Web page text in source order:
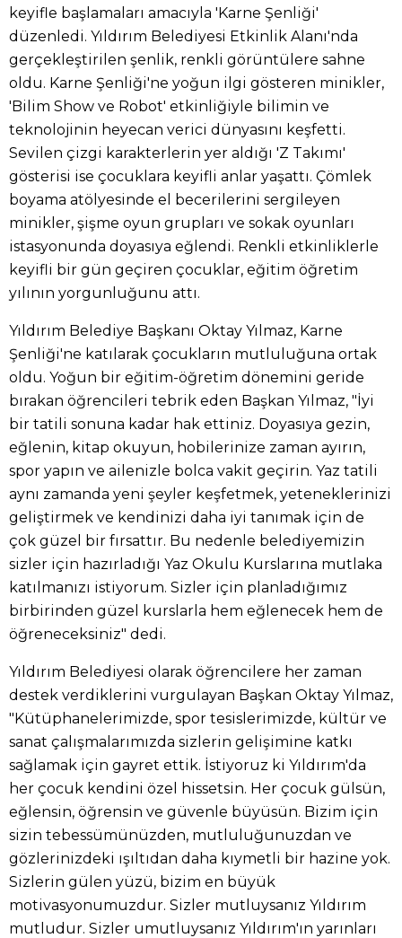
keyifle başlamaları amacıyla 'Karne Şenliği'
düzenledi. Yıldırım Belediyesi Etkinlik Alanı'nda
gerçekleştirilen şenlik, renkli görüntülere sahne
oldu. Karne Şenliği'ne yoğun ilgi gösteren minikler,
'Bilim Show ve Robot' etkinliğiyle bilimin ve
teknolojinin heyecan verici dünyasını keşfetti.
Sevilen çizgi karakterlerin yer aldığı 'Z Takımı'
gösterisi ise çocuklara keyifli anlar yaşattı. Çömlek
boyama atölyesinde el becerilerini sergileyen
minikler, şişme oyun grupları ve sokak oyunları
istasyonunda doyasıya eğlendi. Renkli etkinliklerle
keyifli bir gün geçiren çocuklar, eğitim öğretim
yılının yorgunluğunu attı.
Yıldırım Belediye Başkanı Oktay Yılmaz, Karne
Şenliği'ne katılarak çocukların mutluluğuna ortak
oldu. Yoğun bir eğitim-öğretim dönemini geride
bırakan öğrencileri tebrik eden Başkan Yılmaz, "İyi
bir tatili sonuna kadar hak ettiniz. Doyasıya gezin,
eğlenin, kitap okuyun, hobilerinize zaman ayırın,
spor yapın ve ailenizle bolca vakit geçirin. Yaz tatili
aynı zamanda yeni şeyler keşfetmek, yeteneklerinizi
geliştirmek ve kendinizi daha iyi tanımak için de
çok güzel bir fırsattır. Bu nedenle belediyemizin
sizler için hazırladığı Yaz Okulu Kurslarına mutlaka
katılmanızı istiyorum. Sizler için planladığımız
birbirinden güzel kurslarla hem eğlenecek hem de
öğreneceksiniz" dedi.
Yıldırım Belediyesi olarak öğrencilere her zaman
destek verdiklerini vurgulayan Başkan Oktay Yılmaz,
"Kütüphanelerimizde, spor tesislerimizde, kültür ve
sanat çalışmalarımızda sizlerin gelişimine katkı
sağlamak için gayret ettik. İstiyoruz ki Yıldırım'da
her çocuk kendini özel hissetsin. Her çocuk gülsün,
eğlensin, öğrensin ve güvenle büyüsün. Bizim için
sizin tebessümünüzden, mutluluğunuzdan ve
gözlerinizdeki ışıltıdan daha kıymetli bir hazine yok.
Sizlerin gülen yüzü, bizim en büyük
motivasyonumuzdur. Sizler mutluysanız Yıldırım
mutludur. Sizler umutluysanız Yıldırım'ın yarınları